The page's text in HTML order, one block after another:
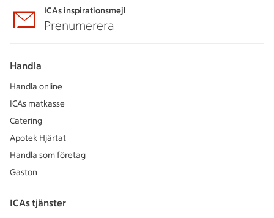
ICAs inspirationsmejl
Prenumerera
Handla
Handla online
ICAs matkasse
Catering
Apotek Hjärtat
Handla som företag
Gaston
ICAs tjänster